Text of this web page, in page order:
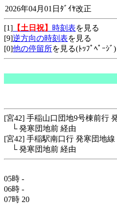
2026年04月01日ﾀﾞｲﾔ改正
[1] 【土日祝】 時刻表を見る
[9]逆方向の時刻表を見る
[0]他の停留所を見る(ﾄｯﾌﾟﾍﾟｰｼﾞ)
[宮42] 手稲山口団地9号棟前行
└ 発寒団地前 経由
[宮42] 手稲駅南口行 発寒団地線
└ 発寒団地前 経由
05時 -
06時 -
07時 20